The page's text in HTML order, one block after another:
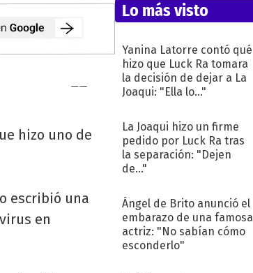
hizo uno de
escribió una
en
Lo más visto
Yanina Latorre contó qué
hizo que Luck Ra tomara
la decisión de dejar a La
Joaqui: "Ella lo..."
La Joaqui hizo un firme
pedido por Luck Ra tras
la separación: "Dejen
de..."
Ángel de Brito anunció el
embarazo de una famosa
actriz: "No sabían cómo
esconderlo"